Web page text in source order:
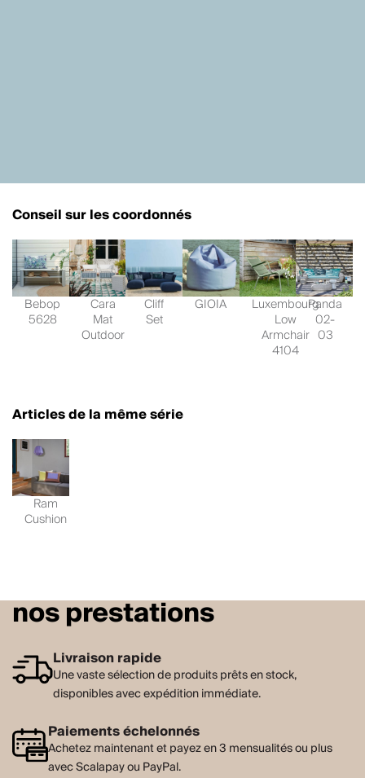
Conseil sur les coordonnés
Bebop
5628
Cara
Mat
Outdoor
Cliff
Set
GIOIA Luxembourg
Low
Armchair
4104
Panda
02-
03
Articles de la même série
Ram
Cushion
nos prestations
Livraison rapide
Une vaste sélection de produits prêts en stock,
disponibles avec expédition immédiate.
Paiements échelonnés
Achetez maintenant et payez en 3 mensualités ou plus
avec Scalapay ou PayPal.